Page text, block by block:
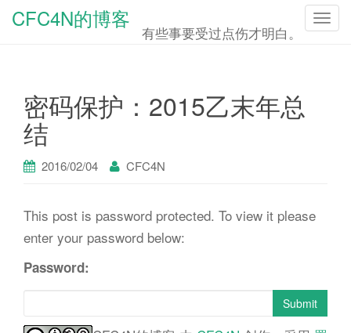
T
t
CFC4N的博客
有些事要受过点伤才明白。
密码保护：2015乙末年总
结
2016/02/04 CFC4N
This post is password protected. To view it please
enter your password below:
Password:
Submit